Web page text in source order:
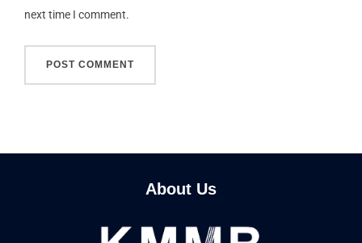
next time I comment.
About Us